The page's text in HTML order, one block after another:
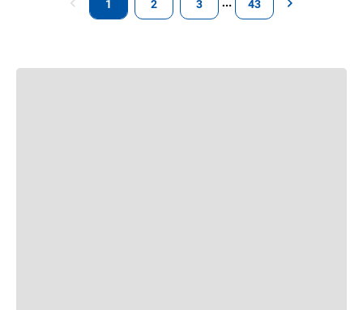
1 2 3 43